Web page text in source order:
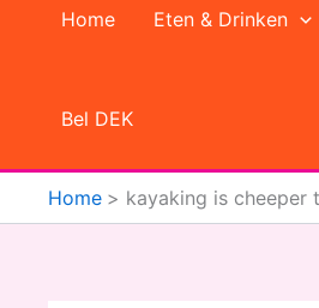
Home Eten & Drinken
Bel DEK
Home kayaking is cheeper